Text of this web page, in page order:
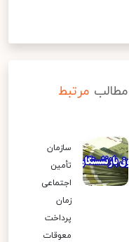
مطالب مرتبط
سازمان
تأمین
اجتماعی
زمان
پرداخت
معوقات